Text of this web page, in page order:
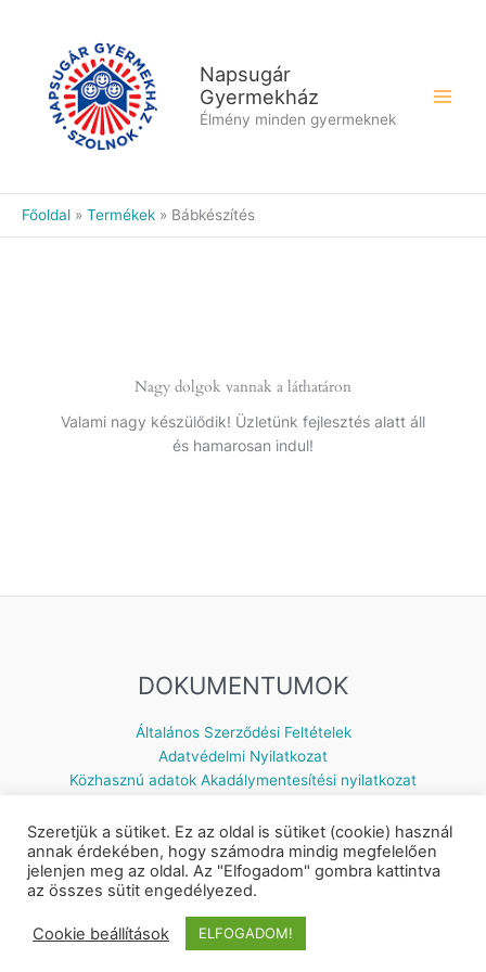
Napsugár
Gyermekház
Élmény minden gyermeknek
Főoldal Termékek Bábkészítés
Nagy dolgok vannak a láthatáron
Valami nagy készülődik! Üzletünk fejlesztés alatt áll
és hamarosan indul!
DOKUMENTUMOK
Általános Szerződési Feltételek
Adatvédelmi Nyilatkozat
Közhasznú adatok Akadálymentesítési nyilatkozat
Készítette: © 2026 Napsugár Gyermekház | Powered by
Szeretjük a sütiket. Ez az oldal is sütiket (cookie) használ
annak érdekében, hogy számodra mindig megfelelően
jelenjen meg az oldal. Az "Elfogadom" gombra kattintva
az összes sütit engedélyezed.
Cookie beállítások ELFOGADOM!